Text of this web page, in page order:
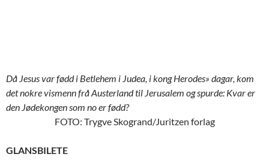
Då Jesus var fødd i Betlehem i Judea, i kong Herodes» dagar, kom
det nokre vismenn frå Austerland til Jerusalem og spurde: Kvar er
den Jødekongen som no er fødd?
FOTO: Trygve Skogrand/Juritzen forlag
GLANSBILETE